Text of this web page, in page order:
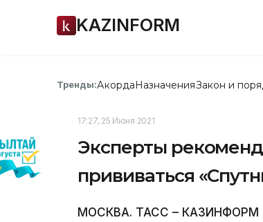
KAZINFORM
Тренды:АкордаНазначенияЗакон и
17:27, 25 Июня 2021
Эксперты
прививаться
МОСКВА. ТАСС – КАЗИНФОРМ